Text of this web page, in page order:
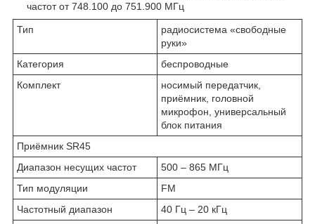
частот от 748.100 до 751.900 МГц
Тип
радиосистема «свободные
руки»
Категория
беспроводные
Комплект
носимый передатчик,
приёмник, головной
микрофон, универсальный
блок питания
Приёмник SR45
Диапазон несущих частот
500 – 865 МГц
Тип модуляции
FM
Частотный диапазон
40 Гц – 20 кГц